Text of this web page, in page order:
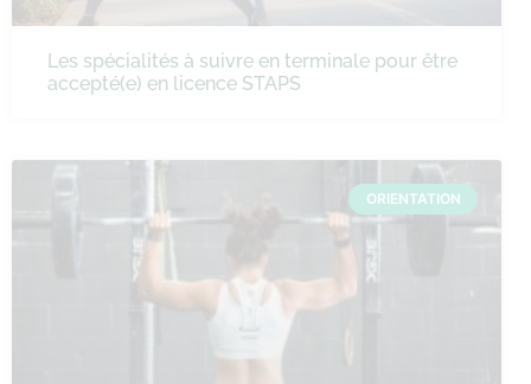
Les spécialités à suivre en terminale pour être
accepté(e) en licence STAPS
ORIENTATION